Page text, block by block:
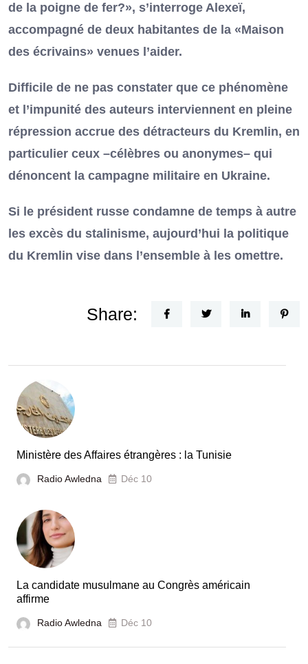
de la poigne de fer?», s’interroge Alexeï,
accompagné de deux habitantes de la «Maison
des écrivains» venues l’aider.
Difficile de ne pas constater que ce phénomène
et l’impunité des auteurs interviennent en pleine
répression accrue des détracteurs du Kremlin, en
particulier ceux –célèbres ou anonymes– qui
dénoncent la campagne militaire en Ukraine.
Si le président russe condamne de temps à autre
les excès du stalinisme, aujourd’hui la politique
du Kremlin vise dans l’ensemble à les omettre.
Share:
Ministère des Affaires étrangères : la Tunisie
Radio Awledna Déc 10
La candidate musulmane au Congrès américain
affirme
Radio Awledna Déc 10